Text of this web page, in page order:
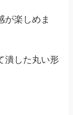
が楽しめま
潰した丸い形